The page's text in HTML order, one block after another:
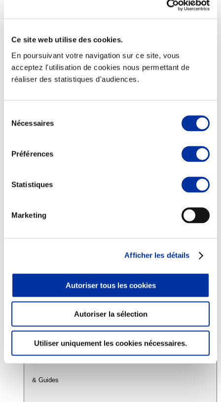
Ce site web utilise des cookies.
En poursuivant votre navigation sur ce site, vous
acceptez l'utilisation de cookies nous permettant de
réaliser des statistiques d'audiences.
Nécessaires
Préférences
Statistiques
Marketing
Afficher les détails
Autoriser tous les cookies
Autoriser la sélection
Utiliser uniquement les cookies nécessaires.
Elevage
Transport – mise en marché
Abattoir
Partenaire Climat
Juste rémunération et attractivité des métiers
Info-veille scientifique
Accords
& Guides